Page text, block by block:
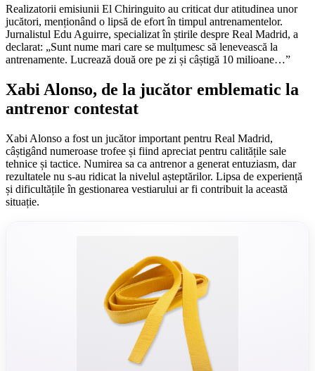
Realizatorii emisiunii El Chiringuito au criticat dur atitudinea unor
jucători, menționând o lipsă de efort în timpul antrenamentelor.
Jurnalistul Edu Aguirre, specializat în știrile despre Real Madrid, a
declarat: „Sunt nume mari care se mulțumesc să lenevească la
antrenamente. Lucrează două ore pe zi și câștigă 10 milioane…”
Xabi Alonso, de la jucător emblematic la
antrenor contestat
Xabi Alonso a fost un jucător important pentru Real Madrid,
câștigând numeroase trofee și fiind apreciat pentru calitățile sale
tehnice și tactice. Numirea sa ca antrenor a generat entuziasm, dar
rezultatele nu s-au ridicat la nivelul așteptărilor. Lipsa de experiență
și dificultățile în gestionarea vestiarului ar fi contribuit la această
situație.